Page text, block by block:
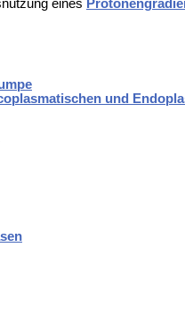
eines
und